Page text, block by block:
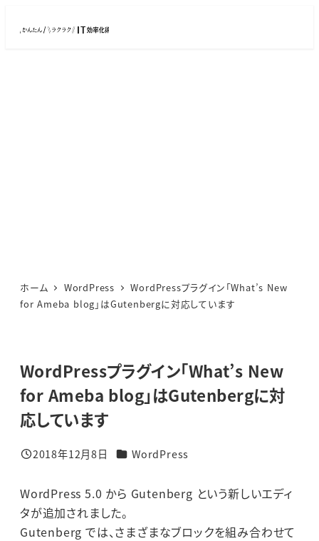
ホーム WordPress
WordPressプラグイン「What’s New
for Ameba blog」はGutenbergに対応しています
WordPressプラグイン「What’s New
for Ameba blog」はGutenbergに対
応しています
投稿日
2018年12月8日 カテゴリー
WordPress
WordPress 5.0 から Gutenberg という新しいエディ
タが追加されました。
Gutenberg では、さまざまなブロックを組み合わせて